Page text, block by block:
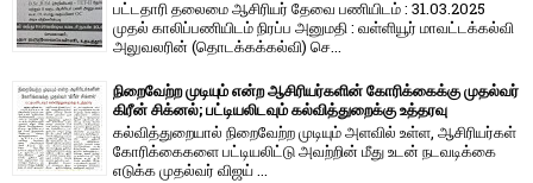
பட்டதாரி தலைமை ஆசிரியர் தேவை பணியிடம் : 31.03.2025
முதல் காலிப்பணியிடம் நிரப்ப அனுமதி : வள்ளியூர் மாவட்டக்கல்வி
அலுவலரின் (தொடக்கக்கல்வி) செ...
நிறைவேற்ற முடியும் என்ற ஆசிரியர்களின் கோரிக்கைக்கு முதல்வர்
கிரீன் சிக்னல்; பட்டியலிடவும் கல்வித்துறைக்கு உத்தரவு
கல்வித்துறையால் நிறைவேற்ற முடியும் அளவில் உள்ள, ஆசிரியர்கள்
கோரிக்கைகளை பட்டியலிட்டு அவற்றின் மீது உடன் நடவடிக்கை
எடுக்க முதல்வர் விஜய் ...